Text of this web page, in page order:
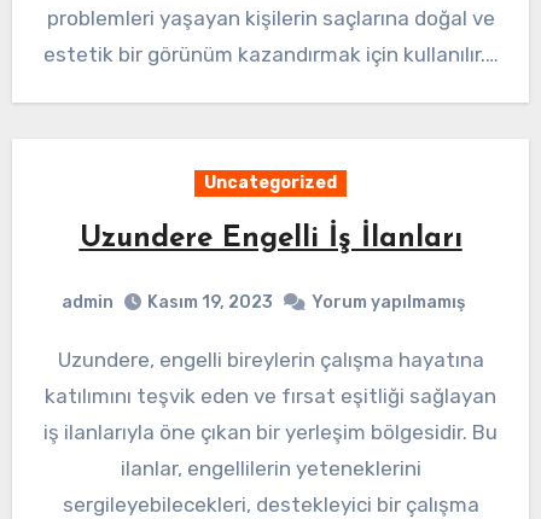
problemleri yaşayan kişilerin saçlarına doğal ve
estetik bir görünüm kazandırmak için kullanılır.…
Uncategorized
Uzundere Engelli İş İlanları
admin Kasım 19, 2023 Yorum yapılmamış
Uzundere, engelli bireylerin çalışma hayatına
katılımını teşvik eden ve fırsat eşitliği sağlayan
iş ilanlarıyla öne çıkan bir yerleşim bölgesidir. Bu
ilanlar, engellilerin yeteneklerini
sergileyebilecekleri, destekleyici bir çalışma